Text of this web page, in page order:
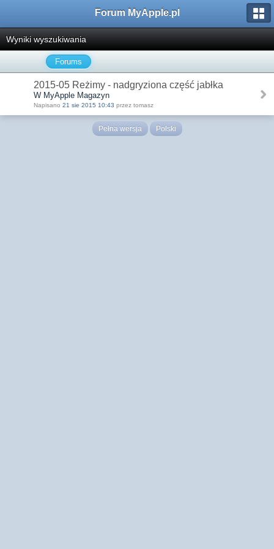
Forum MyApple.pl
Wyniki wyszukiwania
Forums
2015-05 Reżimy - nadgryziona część jabłka
W MyApple Magazyn
Napisano 21 sie 2015 10:43 przez tomasz
Pełna wersja Polski